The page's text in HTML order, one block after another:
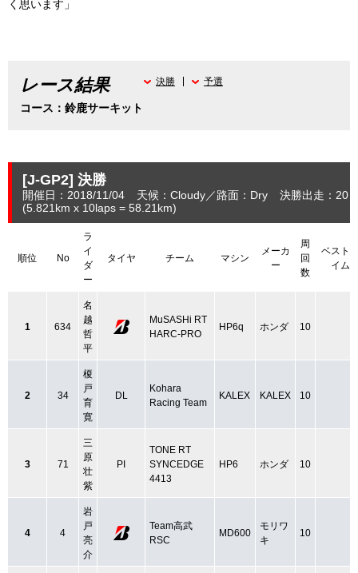
く思います」
レース結果
コース：鈴鹿サーキット
決勝 予選
[J-GP2] 決勝
開催日：2018/11/04 天候：Cloudy 路面：Dry
決勝出走：20
(5.821 km x 10laps = 58.21 km)
順位 No
ラ
イ
ダ
ー
タイヤ チーム マシン
メーカ
ー
周
回
数
ベスト
イム
1 634
名
越
哲
平
MuSASHi RT
HARC-PRO
HP6q ホンダ 10
2 34
榎
戸
育
寛
DL
Kohara
Racing Team
KALEX KALEX 10
3 71
三
原
壮
紫
PI
TONE RT
SYNCEDGE
4413
HP6 ホンダ 10
4 4
岩
戸
亮
介
Team高武
RSC
MD600
モリワ
キ
10